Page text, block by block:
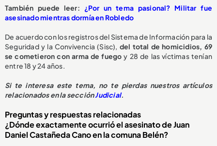
También puede leer: ¿Por un tema pasional? Militar fue
asesinado mientras dormía en Robledo
De acuerdo con los registros del Sistema de Información para la
Seguridad y la Convivencia (Sisc), del total de homicidios, 69
se cometieron con arma de fuego y 28 de las víctimas tenían
entre 18 y 24 años.
Si te interesa este tema, no te pierdas nuestros artículos
relacionados en la secciónJudicial.
Preguntas y respuestas relacionadas
¿Dónde exactamente ocurrió el asesinato de Juan
Daniel Castañeda Cano en la comuna Belén?